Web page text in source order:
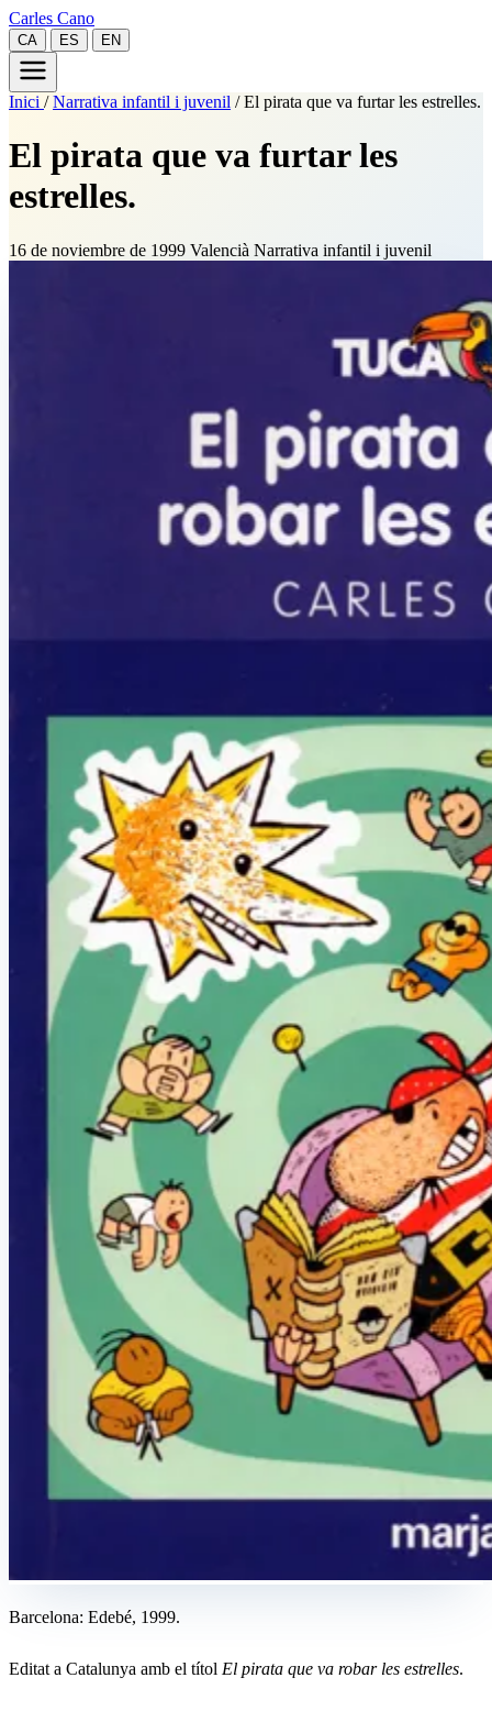
Carles Cano
CA ES EN
Inici / Narrativa infantil i juvenil / El pirata que va furtar les estrelles.
El pirata que va furtar les
estrelles.
16 de noviembre de 1999 Valencià Narrativa infantil i juvenil
Barcelona: Edebé, 1999.
Editat a Catalunya amb el títol El pirata que va robar les estrelles.